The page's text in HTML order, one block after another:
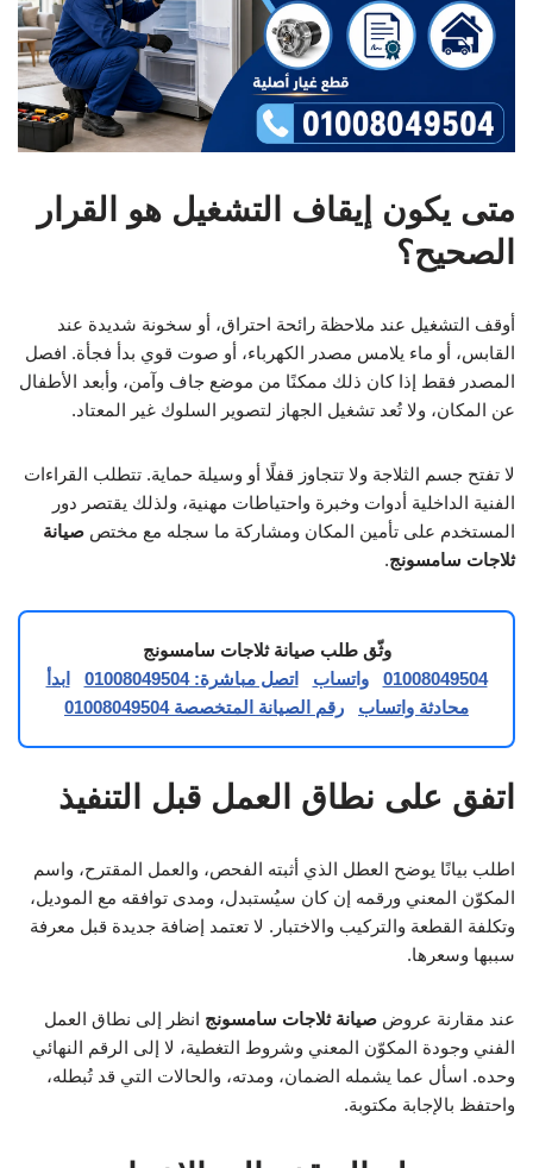
متى يكون إيقاف التشغيل هو القرار
الصحيح؟
أوقف التشغيل عند ملاحظة رائحة احتراق، أو سخونة شديدة عند
القابس، أو ماء يلامس مصدر الكهرباء، أو صوت قوي بدأ فجأة. افصل
المصدر فقط إذا كان ذلك ممكنًا من موضع جاف وآمن، وأبعد الأطفال
عن المكان، ولا تُعد تشغيل الجهاز لتصوير السلوك غير المعتاد.
لا تفتح جسم الثلاجة ولا تتجاوز قفلًا أو وسيلة حماية. تتطلب القراءات
الفنية الداخلية أدوات وخبرة واحتياطات مهنية، ولذلك يقتصر دور
المستخدم على تأمين المكان ومشاركة ما سجله مع مختص صيانة
ثلاجات سامسونج.
وثّق طلب صيانة ثلاجات سامسونج
01008049504
واتساب اتصل مباشرة: 01008049504
ابدأ
محادثة واتساب
رقم الصيانة المتخصصة 01008049504
اتفق على نطاق العمل قبل التنفيذ
اطلب بيانًا يوضح العطل الذي أثبته الفحص، والعمل المقترح، واسم
المكوّن المعني ورقمه إن كان سيُستبدل، ومدى توافقه مع الموديل،
وتكلفة القطعة والتركيب والاختبار. لا تعتمد إضافة جديدة قبل معرفة
سببها وسعرها.
عند مقارنة عروض صيانة ثلاجات سامسونج انظر إلى نطاق العمل
الفني وجودة المكوّن المعني وشروط التغطية، لا إلى الرقم النهائي
وحده. اسأل عما يشمله الضمان، ومدته، والحالات التي قد تُبطله،
واحتفظ بالإجابة مكتوبة.